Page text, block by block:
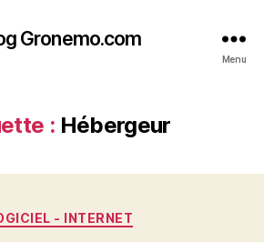
Gronemo.com
Menu
: Hébergeur
Catégories
- INTERNET